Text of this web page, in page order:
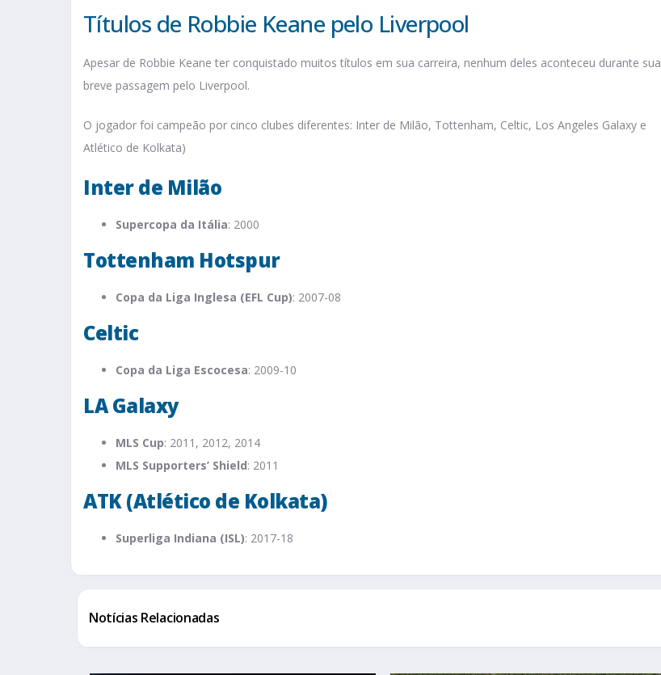
Títulos de Robbie Keane pelo Liverpool
Apesar de Robbie Keane ter conquistado muitos títulos em sua carreira, nenhum deles aconteceu durante sua
breve passagem pelo Liverpool.
O jogador foi campeão por cinco clubes diferentes: Inter de Milão, Tottenham, Celtic, Los Angeles Galaxy e
Atlético de Kolkata)
Inter de Milão
Supercopa da Itália: 2000
Tottenham Hotspur
Copa da Liga Inglesa (EFL Cup): 2007-08
Celtic
Copa da Liga Escocesa: 2009-10
LA Galaxy
MLS Cup: 2011, 2012, 2014
MLS Supporters’ Shield: 2011
ATK (Atlético de Kolkata)
Superliga Indiana (ISL): 2017-18
Notícias Relacionadas